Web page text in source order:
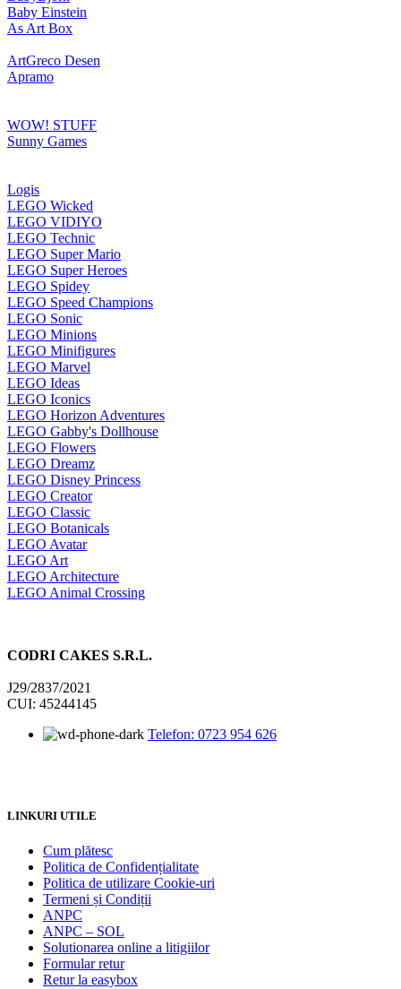
Baby Einstein
As Art Box
ArtGreco Desen
Apramo
WOW! STUFF
Sunny Games
Logis
LEGO Wicked
LEGO VIDIYO
LEGO Technic
LEGO Super Mario
LEGO Super Heroes
LEGO Spidey
LEGO Speed Champions
LEGO Sonic
LEGO Minions
LEGO Minifigures
LEGO Marvel
LEGO Ideas
LEGO Iconics
LEGO Horizon Adventures
LEGO Gabby's Dollhouse
LEGO Flowers
LEGO Dreamz
LEGO Disney Princess
LEGO Creator
LEGO Classic
LEGO Botanicals
LEGO Avatar
LEGO Art
LEGO Architecture
LEGO Animal Crossing
CODRI CAKES S.R.L.
J29/2837/2021
CUI: 45244145
Telefon: 0723 954 626
LINKURI UTILE
Cum plătesc
Politica de Confidențialitate
Politica de utilizare Cookie-uri
Termeni și Condiții
ANPC
ANPC – SOL
Solutionarea online a litigiilor
Formular retur
Retur la easybox